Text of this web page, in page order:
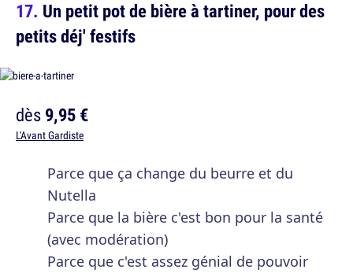
Un petit pot de bière à tartiner, pour des
petits déj' festifs
dès9,95 €
L'Avant Gardiste
Parce que ça change du beurre et du
Nutella
Parce que la bière c'est bon pour la santé
(avec modération)
Parce que c'est assez génial de pouvoir